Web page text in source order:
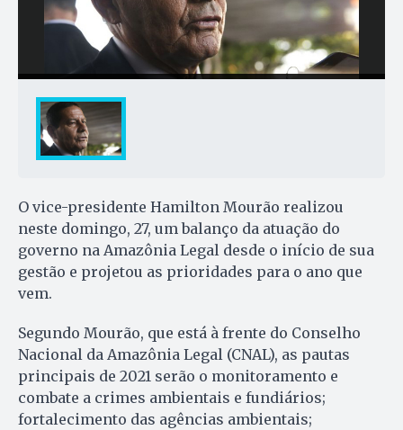
O vice-presidente Hamilton Mourão realizou
neste domingo, 27, um balanço da atuação do
governo na Amazônia Legal desde o início de sua
gestão e projetou as prioridades para o ano que
vem.
Segundo Mourão, que está à frente do Conselho
Nacional da Amazônia Legal (CNAL), as pautas
principais de 2021 serão o monitoramento e
combate a crimes ambientais e fundiários;
fortalecimento das agências ambientais;